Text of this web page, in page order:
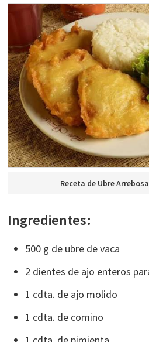
Receta de Ubre
Ingredientes:
500 g de ubre de vaca
2 dientes de ajo enteros
1 cdta. de ajo molido
1 cdta. de comino